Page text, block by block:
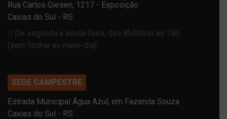
Rua Carlos Giesen, 1217 - Exposição
Caxias do Sul - RS
De segunda a sexta-feira, das 8h30min às 18h
(sem fechar ao meio-dia)
SEDE CAMPESTRE
Estrada Municipal Água Azul, em Fazenda Souza
Caxias do Sul - RS